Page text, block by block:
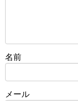
名前
メール